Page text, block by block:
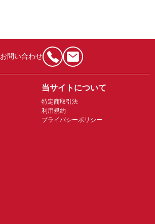
お問い合わせ
当サイトについて
特定商取引法
利用規約
プライバシーポリシー